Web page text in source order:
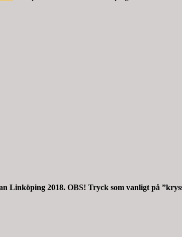
Linköping 2018. OBS! Tryck som vanligt på